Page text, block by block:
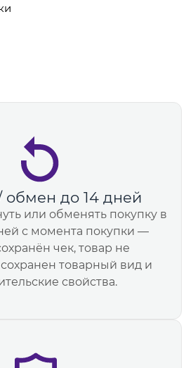
обмен до 14 дней
или обменять покупку в
с момента покупки —
чек, товар не
товарный вид и
свойства.